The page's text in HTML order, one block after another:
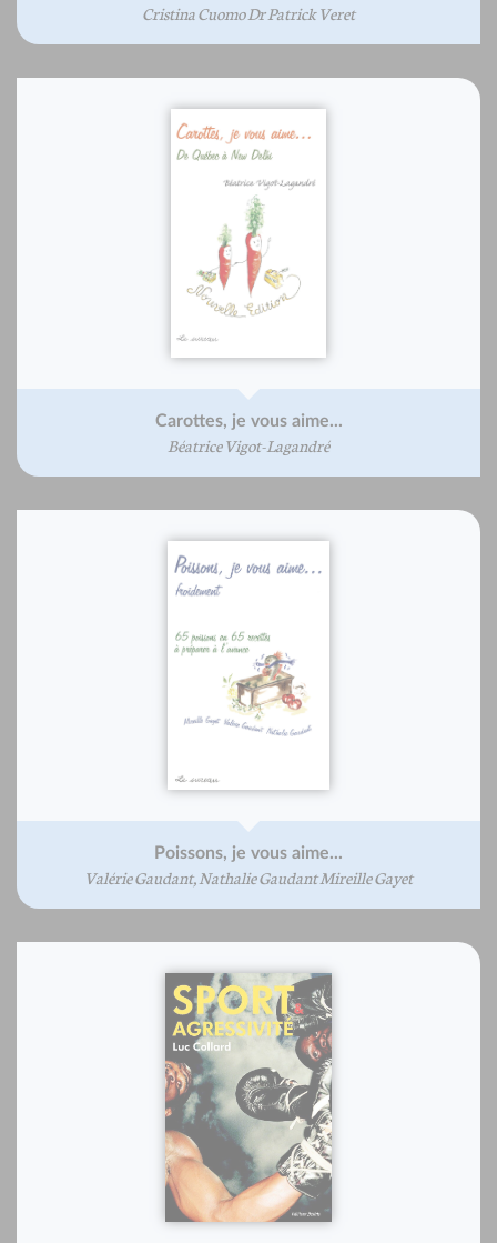
Cristina Cuomo Dr Patrick Veret
Carottes, je vous aime...
Béatrice Vigot-Lagandré
Poissons, je vous aime...
Valérie Gaudant, Nathalie Gaudant Mireille Gayet